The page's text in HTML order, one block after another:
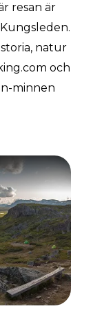
resan är
natur
och
minnen